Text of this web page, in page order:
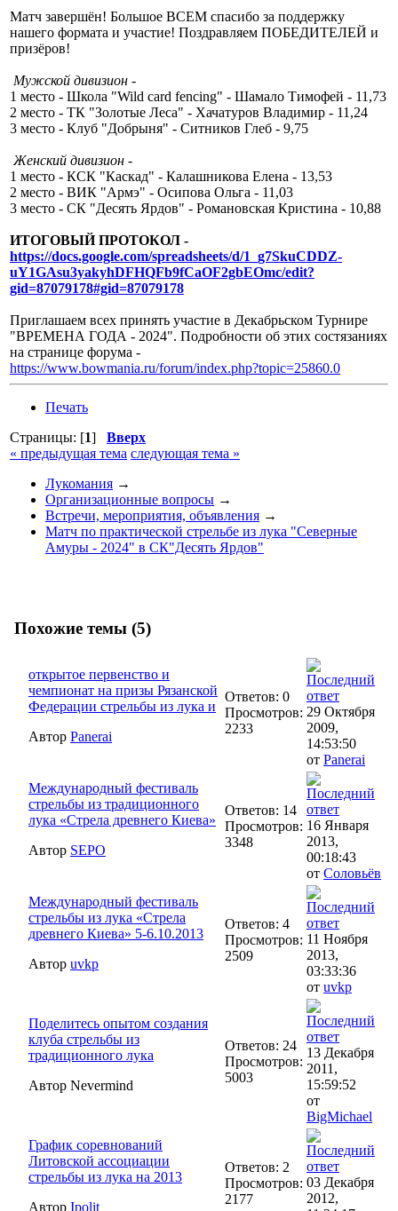
Матч завершён! Большое ВСЕМ спасибо за поддержку
нашего формата и участие! Поздравляем ПОБЕДИТЕЛЕЙ и
призёров!
Мужской дивизион -
1 место - Школа "Wild card fencing" - Шамало Тимофей - 11,73
2 место - ТК "Золотые Леса" - Хачатуров Владимир - 11,24
3 место - Клуб "Добрыня" - Ситников Глеб - 9,75
Женский дивизион -
1 место - КСК "Каскад" - Калашникова Елена - 13,53
2 место - ВИК "Армэ" - Осипова Ольга - 11,03
3 место - СК "Десять Ярдов" - Романовская Кристина - 10,88
ИТОГОВЫЙ ПРОТОКОЛ -
https://docs.google.com/spreadsheets/d/1_g7SkuCDDZ-
uY1GAsu3yakyhDFHQFb9fCaOF2gbEOmc/edit?
gid=87079178#gid=87079178
Приглашаем всех принять участие в Декабрьском Турнире
"ВРЕМЕНА ГОДА - 2024". Подробности об этих состязаниях
на странице форума -
https://www.bowmania.ru/forum/index.php?topic=25860.0
Печать
Страницы: [1] Вверх
« предыдущая тема следующая тема »
Лукомания →
Организационные вопросы →
Встречи, мероприятия, объявления →
Матч по практической стрельбе из лука "Северные
Амуры - 2024" в СК"Десять Ярдов"
Похожие темы (5)
открытое первенство и
чемпионат на призы Рязанской
Федерации стрельбы из лука и
Автор Panerai
Ответов: 0
Просмотров:
2233
29 Октября
2009,
14:53:50
от Panerai
Международный фестиваль
стрельбы из традиционного
лука «Стрела древнего Киева»
Автор SEPO
Ответов: 14
Просмотров:
3348
16 Января
2013,
00:18:43
от Соловьёв
Международный фестиваль
стрельбы из лука «Стрела
древнего Киева» 5-6.10.2013
Автор uvkp
Ответов: 4
Просмотров:
2509
11 Ноября
2013,
03:33:36
от uvkp
Поделитесь опытом создания
клуба стрельбы из
традиционного лука
Автор Nevermind
Ответов: 24
Просмотров:
5003
13 Декабря
2011,
15:59:52
от
BigMichael
График соревнований
Литовской ассоциации
стрельбы из лука на 2013
Автор Ipolit
Ответов: 2
Просмотров:
2177
03 Декабря
2012,